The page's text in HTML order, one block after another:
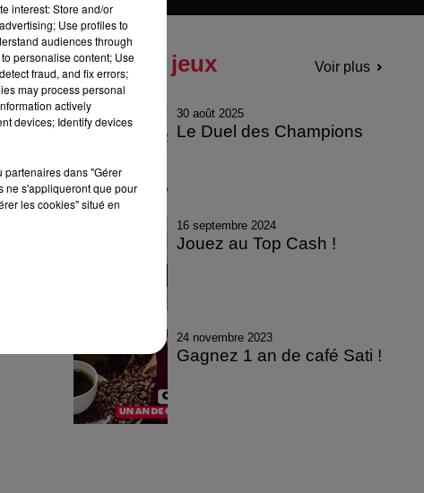
Tous les jeux Voir plus
30 août 2025
Le Duel des Champions
16 septembre 2024
Jouez au Top Cash !
24 novembre 2023
Gagnez 1 an de café Sati !
interest: Store and/or
Use profiles to
audiences through
personalise content; Use
fraud, and fix errors;
may process personal
actively
devices; Identify devices
partenaires dans "Gérer
ne s'appliqueront que pour
les cookies" situé en